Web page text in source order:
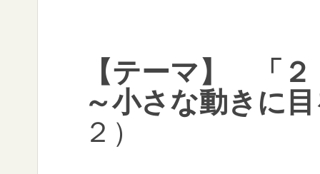
【テーマ】
「
～小さな動きに
２）